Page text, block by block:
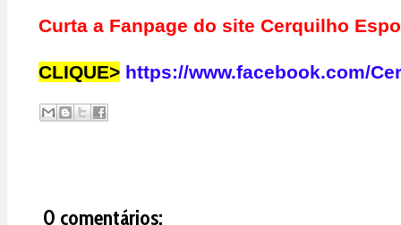
Curta a Fanpage do site Cerquilho
CLIQUE> https://www.facebook.com/
0 comentários: